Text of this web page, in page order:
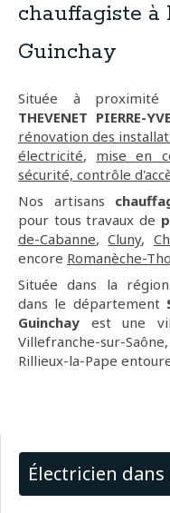
chauffagiste à
Guinchay
Située à
THEVENET PIERRE-
rénovation des
électricité, mise en
sécurité, contrôle
Nos artisans
pour tous travaux de
de-Cabanne,Cluny,
encore Romanèche-
Située dans la région
dans le département
Guinchay est une
Villefranche-sur-
Rillieux-la-Pape
Électricien